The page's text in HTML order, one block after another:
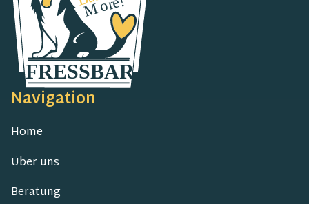
Navigation
Home
Über uns
Beratung